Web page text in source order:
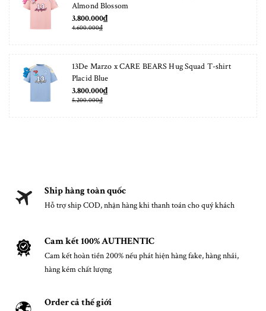
Almond Blossom
3.800.000₫
4.600.000₫
13De Marzo x CARE BEARS Hug Squad T-shirt
Placid Blue
3.800.000₫
5.200.000₫
Ship hàng toàn quốc
Hỗ trợ ship COD, nhận hàng khi thanh toán cho quý khách
Cam kết 100% AUTHENTIC
Cam kết hoàn tiền 200% nếu phát hiện hàng fake, hàng nhái,
hàng kém chất lượng
Order cả thế giới